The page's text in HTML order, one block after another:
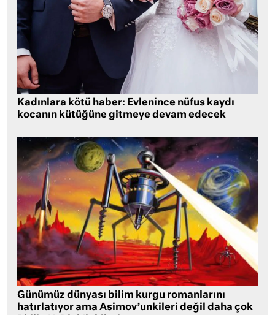
Kadınlara kötü haber: Evlenince nüfus kaydı
kocanın kütüğüne gitmeye devam edecek
Günümüz dünyası bilim kurgu romanlarını
hatırlatıyor ama Asimov’unkileri değil daha çok